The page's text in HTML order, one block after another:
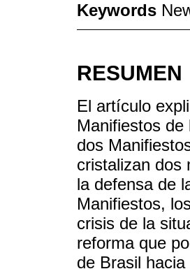
Keywords
RESUMEN
El artículo
Manifiestos
dos
cristalizan dos
la defensa de
Manifiestos,
crisis de la
reforma que
de Brasil